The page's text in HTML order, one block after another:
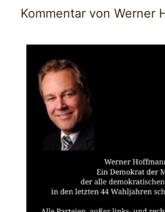
Kommentar von Werner